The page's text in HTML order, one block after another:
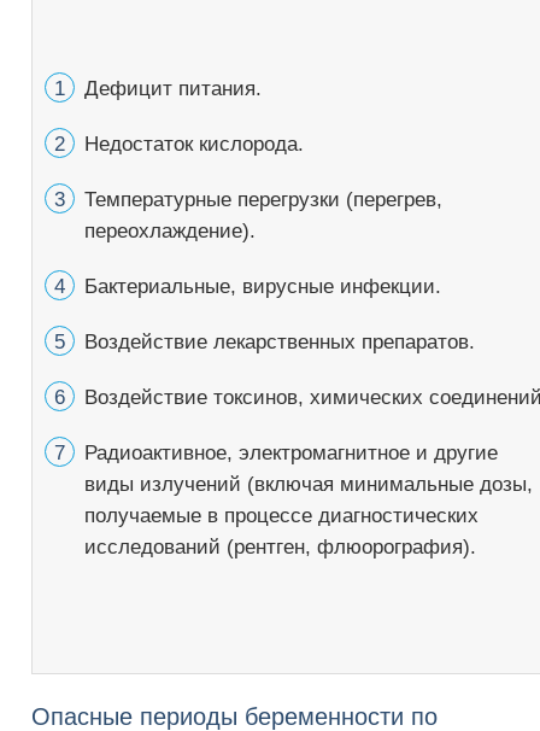
Дефицит питания.
Недостаток кислорода.
Температурные перегрузки (перегрев,
переохлаждение).
Бактериальные, вирусные инфекции.
Воздействие лекарственных препаратов.
Воздействие токсинов, химических
Радиоактивное, электромагнитное и другие
виды излучений (включая минимальные дозы,
получаемые в процессе диагностических
исследований (рентген, флюорография).
Опасные периоды беременности по